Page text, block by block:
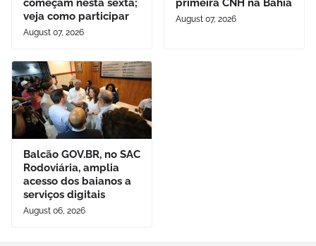
começam nesta sexta;
veja como participar
August 07, 2026
primeira CNH na Bahia
August 07, 2026
Balcão GOV.BR, no SAC
Rodoviária, amplia
acesso dos baianos a
serviços digitais
August 06, 2026